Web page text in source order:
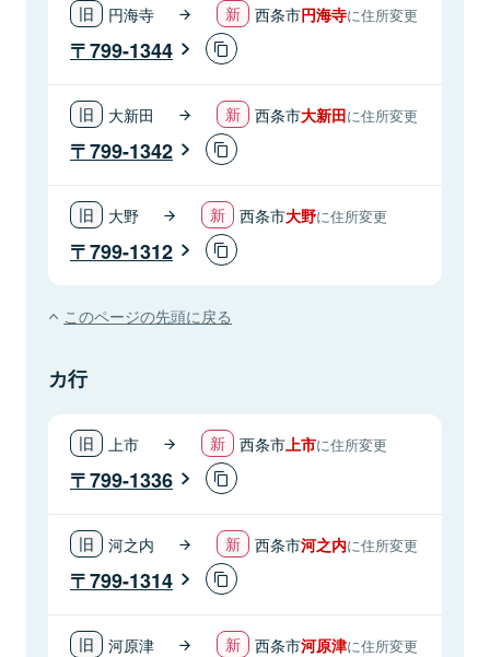
円海寺 西条市円海寺に住所変更
799-1344
大新田 西条市大新田に住所変更
799-1342
大野 西条市大野に住所変更
799-1312
このページの先頭に戻る
カ行
上市 西条市上市に住所変更
799-1336
河之内 西条市河之内に住所変更
799-1314
河原津 西条市河原津に住所変更